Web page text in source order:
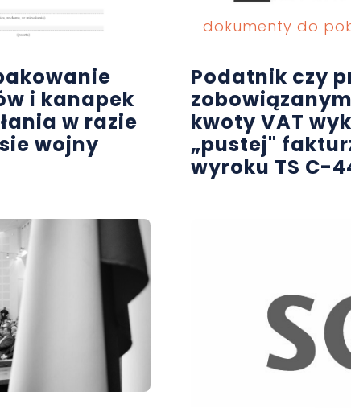
i kanapek
w razie
wojny
dokumenty do
Podatnik czy
kwoty VAT
„pustej"
wyroku TS C-